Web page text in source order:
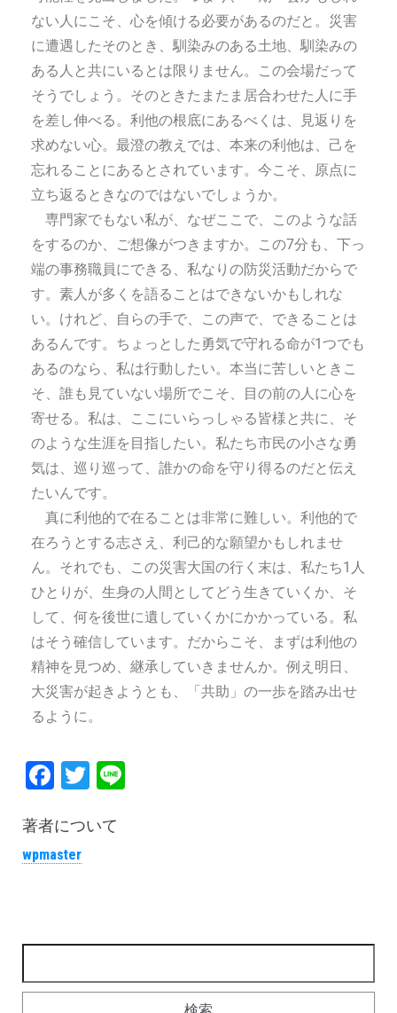
ない人にこそ、心を傾ける必要があるのだと。災害
に遭遇したそのとき、馴染みのある土地、馴染みの
ある人と共にいるとは限りません。この会場だって
そうでしょう。そのときたまたま居合わせた人に手
を差し伸べる。利他の根底にあるべくは、見返りを
求めない心。最澄の教えでは、本来の利他は、己を
忘れることにあるとされています。今こそ、原点に
立ち返るときなのではないでしょうか。
専門家でもない私が、なぜここで、このような話
をするのか、ご想像がつきますか。この7分も、下っ
端の事務職員にできる、私なりの防災活動だからで
す。素人が多くを語ることはできないかもしれな
い。けれど、自らの手で、この声で、できることは
あるんです。ちょっとした勇気で守れる命が1つでも
あるのなら、私は行動したい。本当に苦しいときこ
そ、誰も見ていない場所でこそ、目の前の人に心を
寄せる。私は、ここにいらっしゃる皆様と共に、そ
のような生涯を目指したい。私たち市民の小さな勇
気は、巡り巡って、誰かの命を守り得るのだと伝え
たいんです。
真に利他的で在ることは非常に難しい。利他的で
在ろうとする志さえ、利己的な願望かもしれませ
ん。それでも、この災害大国の行く末は、私たち1人
ひとりが、生身の人間としてどう生きていくか、そ
して、何を後世に遺していくかにかかっている。私
はそう確信しています。だからこそ、まずは利他の
精神を見つめ、継承していきませんか。例え明日、
大災害が起きようとも、「共助」の一歩を踏み出せ
るように。
Fa
bo
ok
T
tt
著者について
wpmaster